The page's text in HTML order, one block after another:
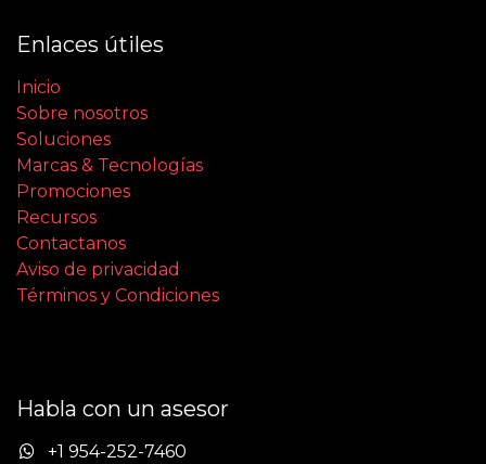
Enlaces útiles
Inicio
Sobre nosotros
Soluciones
Marcas & Tecnologías
Promociones
Recursos
Contactanos
Aviso de privacidad
Términos y Condiciones
Habla con un asesor
+1 954-252-7460